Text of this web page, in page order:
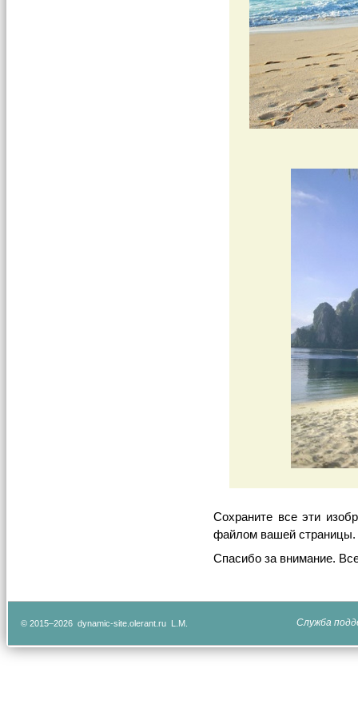
Сохраните все эти
файлом вашей страницы.
Спасибо за внимание.
© 2015–2026 dynamic-site.olerant.ru L.M. Служба